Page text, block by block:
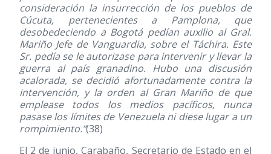
consideración la insurrección de los pueblos de
Cúcuta, pertenecientes a Pamplona, que
desobedeciendo a Bogotá pedían auxilio al Gral.
Mariño Jefe de Vanguardia, sobre el Táchira. Este
Sr. pedía se le autorizase para intervenir y llevar la
guerra al país granadino. Hubo una discusión
acalorada, se decidió afortunadamente contra la
intervención, y la orden al Gran Mariño de que
emplease todos los medios pacíficos, nunca
pasase los límites de Venezuela ni diese lugar a un
rompimiento.”(38)
El 2 de junio, Carabaño, Secretario de Estado en el